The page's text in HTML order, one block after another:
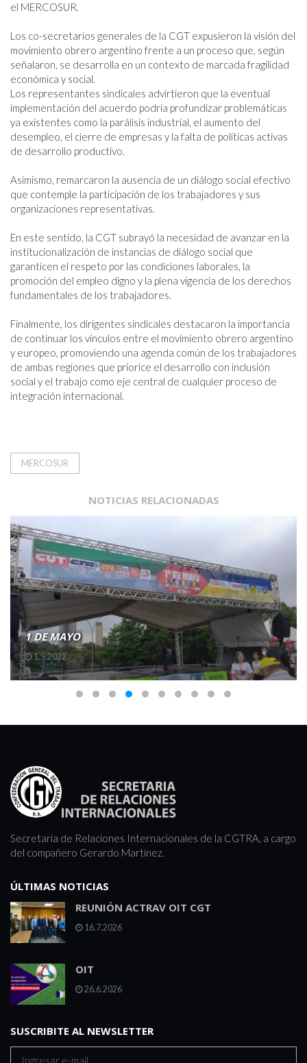
el MERCOSUR.
Los co-secretarios generales de la CGT expusieron la visión del
movimiento obrero argentino frente a un proceso que, según
señalaron, se desarrolla en un contexto de marcada fragilidad
económica y social.
Los representantes sindicales advirtieron que la eventual
implementación del acuerdo podría profundizar problemáticas
ya existentes como la parálisis industrial, el aumento del
desempleo, el cierre de empresas y la falta de políticas activas
de desarrollo productivo.
Asimismo, remarcaron la ausencia de un diálogo social efectivo
que contemple la participación de los trabajadores y sus
organizaciones representativas.
En este sentido, la CGT subrayó la necesidad de avanzar en la
institucionalización de instancias de diálogo social que
garanticen el respeto por las condiciones laborales, la
promoción del empleo digno y la plena vigencia de los derechos
fundamentales de los trabajadores.
Finalmente, los dirigentes sindicales destacaron la importancia
de continuar los vínculos entre el movimiento obrero argentino
y europeo, promoviendo una agenda común de los trabajadores
de ambas regiones que priorice el desarrollo con inclusión
social y el trabajo como eje central de cualquier proceso de
integración internacional.
MERCOSUR
NOTICIAS RELACIONADAS
1 DE MAYO
1.5.2022
Secretaría de Relaciones Internacionales de la CGTRA, a cargo
del compañero Gerardo Martínez.
ÚLTIMAS NOTICIAS
REUNIÓN ACTRAV OIT CGT
16.7.2026
OIT
26.6.2026
SUSCRIBITE AL NEWSLETTER